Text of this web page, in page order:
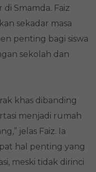
Smamda. Faiz
sekadar masa
penting bagi siswa
sekolah dan
khas dibanding
menjadi rumah
jelas Faiz. Ia
hal penting yang
meski tidak dirinci